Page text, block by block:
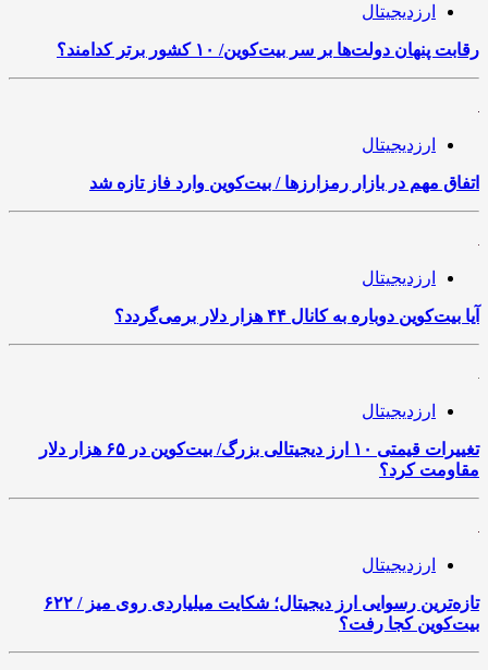
ارزدیجیتال
رقابت پنهان دولت‌ها بر سر بیت‌کوین/ ۱۰ کشور برتر کدامند؟
ارزدیجیتال
اتفاق مهم در بازار رمزارزها / بیت‌کوین وارد فاز تازه شد
ارزدیجیتال
آیا بیت‌کوین دوباره به کانال ۴۴ هزار دلار برمی‌گردد؟
ارزدیجیتال
تغییرات قیمتی ۱۰ ارز دیجیتالی بزرگ/ بیت‌کوین در ۶۵ هزار دلار
مقاومت کرد؟
ارزدیجیتال
تازه‌ترین رسوایی ارز دیجیتال؛ شکایت میلیاردی روی میز / ۶۲۲
بیت‌کوین کجا رفت؟